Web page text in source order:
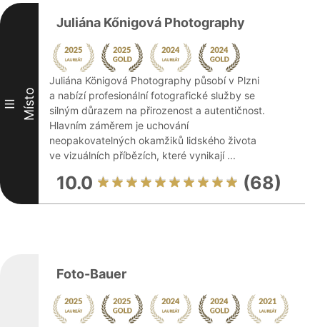
III Místo
Juliána Kőnigová Photography
Juliána Königová Photography působí v Plzni
a nabízí profesionální fotografické služby se
silným důrazem na přirozenost a autentičnost.
Hlavním záměrem je uchování
neopakovatelných okamžiků lidského života
ve vizuálních příbězích, které vynikají ...
10.0 (68)
Foto-Bauer